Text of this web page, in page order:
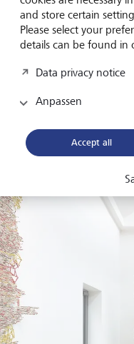
dass die Kunst leichter
Da die grossen
Verantwortung für die
es vielen Afrikanischen
lokaler Sammlungen
ihre Künstlerinnen und
and store certain
Please select your
details can be found in
Data privacy notice
Anpassen
Accept all